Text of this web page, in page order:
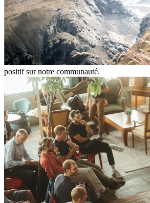
positif sur notre communauté.